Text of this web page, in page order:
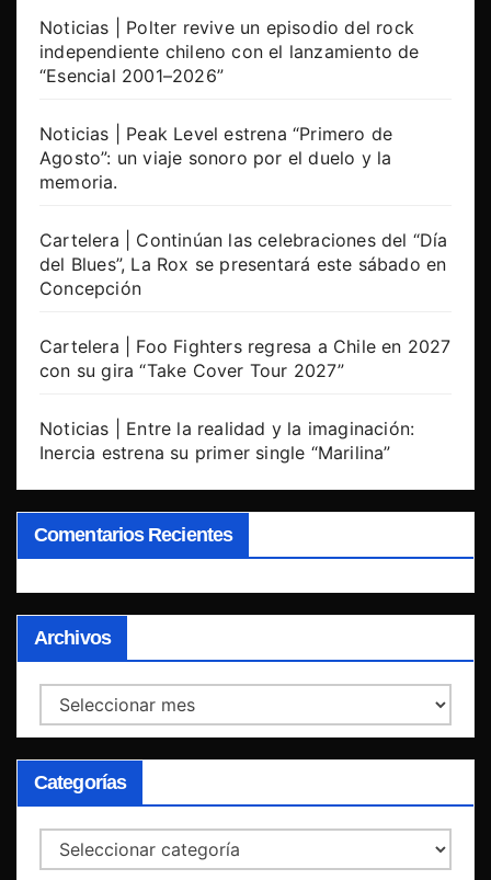
Noticias | Polter revive un episodio del rock
independiente chileno con el lanzamiento de
“Esencial 2001–2026”
Noticias | Peak Level estrena “Primero de
Agosto”: un viaje sonoro por el duelo y la
memoria.
Cartelera | Continúan las celebraciones del “Día
del Blues”, La Rox se presentará este sábado en
Concepción
Cartelera | Foo Fighters regresa a Chile en 2027
con su gira “Take Cover Tour 2027”
Noticias | Entre la realidad y la imaginación:
Inercia estrena su primer single “Marilina”
Comentarios Recientes
Archivos
Archivos
Categorías
Categorías